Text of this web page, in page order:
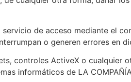
de acceso mediante el
o generen errores en
controles ActiveX o
informáticos de LA